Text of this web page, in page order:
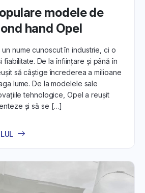
modele de
hand Opel
nume cunoscut în industrie, ci o
fiabilitate. De la înființare și până în
să câștige încrederea a milioane
lume. De la modelele sale
tehnologice, Opel a reușit
și să se […]